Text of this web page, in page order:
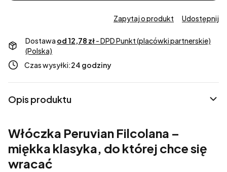
Zapytaj o produkt Udostępnij
Dostawa od 12,78 zł- DPD Punkt (placówki partnerskie)
(Polska)
Czas wysyłki:24 godziny
Opis produktu
Włóczka Peruvian Filcolana –
miękka klasyka, do której chce się
wracać